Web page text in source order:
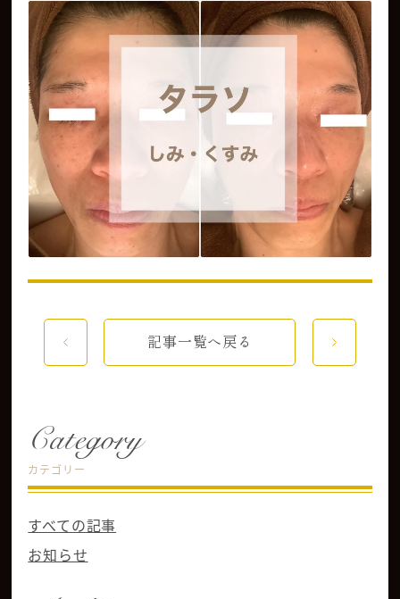
記事一覧へ戻る
Category
カテゴリー
すべての記事
お知らせ